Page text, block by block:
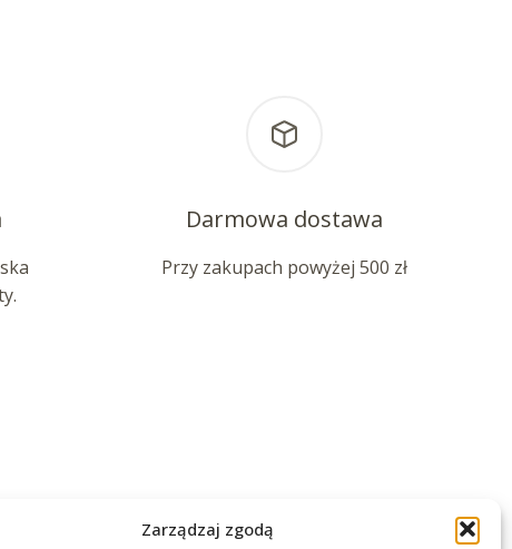
Zarządzaj zgodą
Darmowa dostawa
Przy zakupach powyżej 500 zł